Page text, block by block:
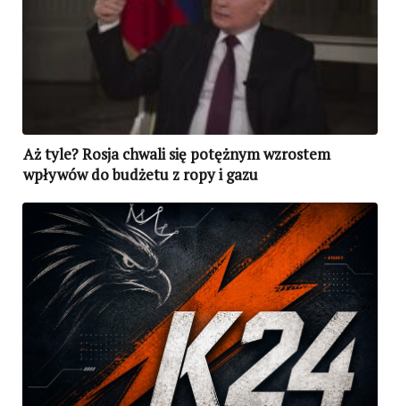
Aż tyle? Rosja chwali się potężnym wzrostem
wpływów do budżetu z ropy i gazu